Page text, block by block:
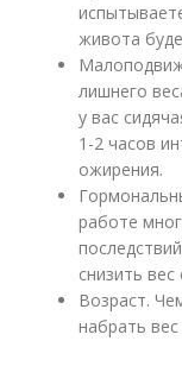
живота
лишнего
у вас
1-2 часов
ожирения.
работе
снизить
Возраст.
набрать